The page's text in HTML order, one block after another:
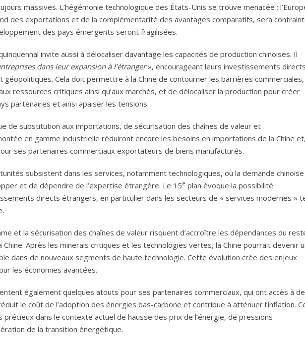
massives. L’hégémonie technologique des États-Unis se trouve menacée ;
des exportations et de la complémentarité des avantages comparatifs, sera
des pays émergents seront fragilisées.
invite aussi à délocaliser davantage les capacités de production chinoises. Il
dans leur expansion à l’étranger», encourageant leurs investissements
géopolitiques. Cela doit permettre à la Chine de contourner les barrières commerciales,
ressources critiques ainsi qu’aux marchés, et de délocaliser la production pour créer
partenaires et ainsi apaiser les tensions.
de substitution aux importations, de sécurisation des chaînes de valeur et
en gamme industrielle réduiront encore les besoins en importations de la Chine et,
ses partenaires commerciaux exportateurs de biens manufacturés.
subsistent dans les services, notamment technologiques, où la demande chinoise
et de dépendre de l’expertise étrangère. Le 15e plan évoque la possibilité
directs étrangers, en particulier dans les secteurs de « services modernes »
et la sécurisation des chaînes de valeur risquent d’accroître les dépendances du
Chine. Après les minerais critiques et les technologies vertes, la Chine pourrait devenir
dans de nouveaux segments de haute technologie. Cette évolution crée des enjeux
les économies avancées.
également quelques atouts pour ses partenaires commerciaux, qui ont accès à
le coût de l’adoption des énergies bas-carbone et contribue à atténuer l’inflation.
précieux dans le contexte actuel de hausse des prix de l’énergie, de pressions
de la transition énergétique.